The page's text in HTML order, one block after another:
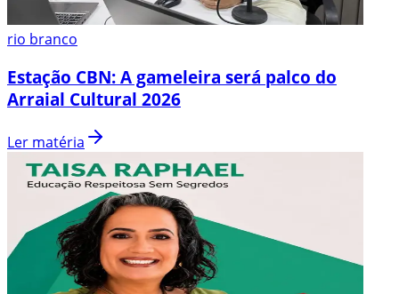
rio branco
Estação CBN: A gameleira será palco do
Arraial Cultural 2026
Ler matéria